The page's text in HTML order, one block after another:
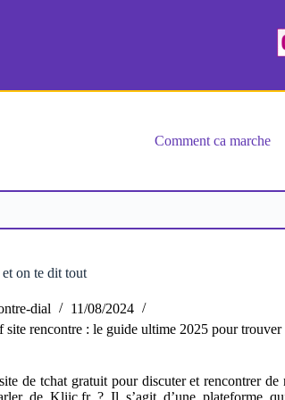
Comment ca marche
on te dit tout
dial
11/08/2024
site rencontre : le guide ultime 2025 pour
de tchat gratuit pour discuter et rencontrer de
de Kliic.fr ? Il s’agit d’une plateforme